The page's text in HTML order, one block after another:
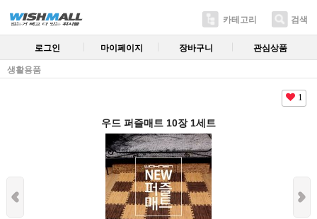
카테고리 검색
로그인 마이페이지 장바구니 관심상품
생활용품
1
우드 퍼즐매트 10장 1세트